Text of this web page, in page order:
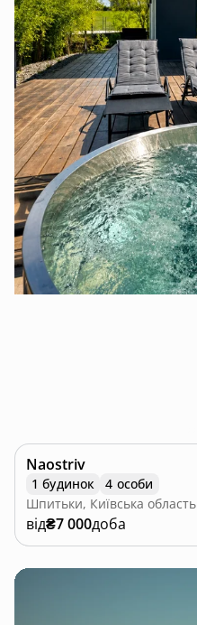
Naostriv
1 будинок
4 особи
Шпитьки, Київська область
від₴7 000доба